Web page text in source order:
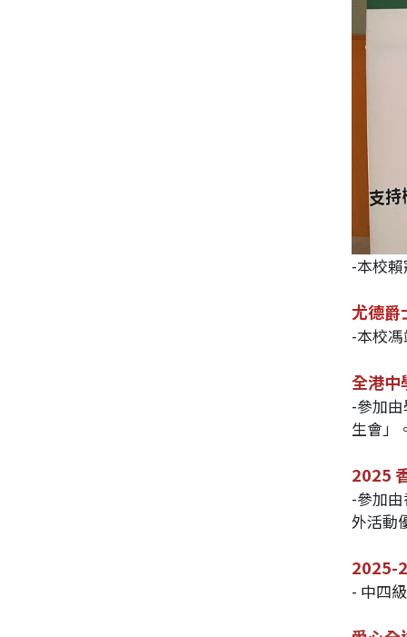
-本校
尤德爵
-本校
全港
-參加
生會」
2025
-參加
外活動
2025-
- 中四